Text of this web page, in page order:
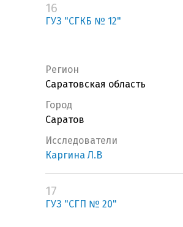
16
ГУЗ "СГКБ № 12"
Регион
Саратовская область
Город
Саратов
Исследователи
Каргина Л.В
17
ГУЗ "СГП № 20"